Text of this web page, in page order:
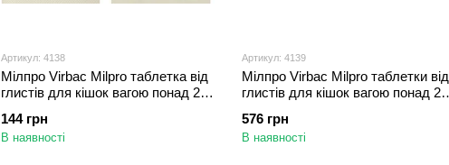
Артикул: 4138
Мілпро Virbac Milpro таблетка від
глистів для кішок вагою понад 2
144 грн
В наявності
Артикул: 4139
Мілпро Virbac Milpro таблетки від
глистів для кішок вагою понад 2
576 грн
В наявності